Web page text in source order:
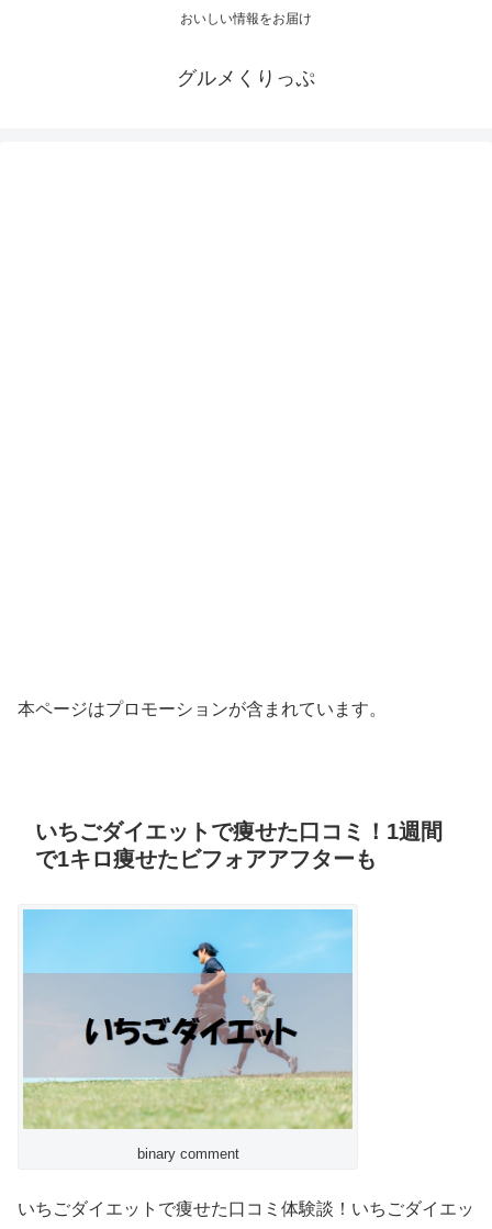
おいしい情報をお届け
グルメくりっぷ
本ページはプロモーションが含まれています。
いちごダイエットで痩せた口コミ！1週間
で1キロ痩せたビフォアアフターも
binary comment
いちごダイエットで痩せた口コミ体験談！いちごダイエッ